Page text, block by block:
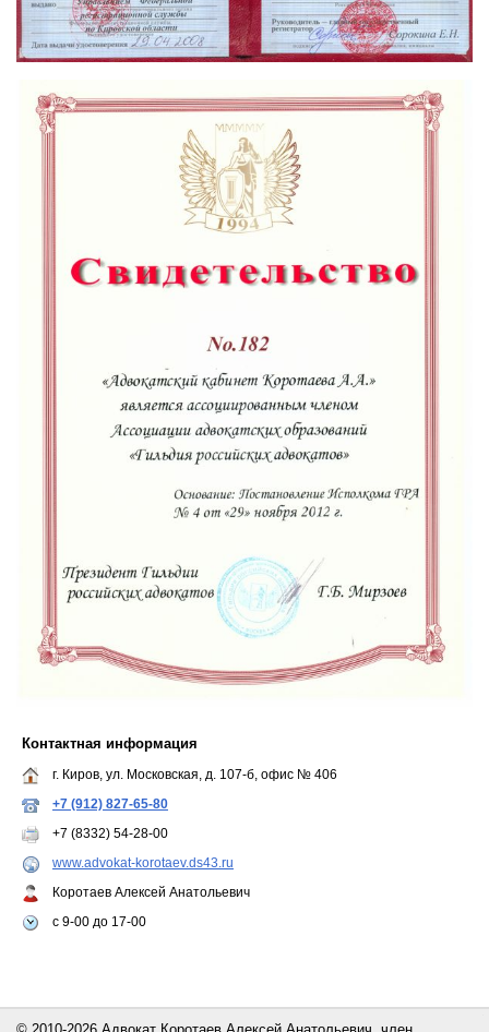
Контактная информация
г. Киров, ул. Московская, д. 107-б, офис № 406
+7 (912) 827-65-80
+7 (8332) 54-28-00
www.advokat-korotaev.ds43.ru
Коротаев Алексей Анатольевич
с 9-00 до 17-00